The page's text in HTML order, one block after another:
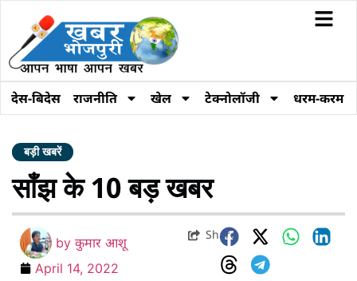
देस-बिदेस राजनीति खेल टेक्नोलॉजी धरम-करम
बड़ी खबरें
साँझ के 10 बड़ खबर
by कुमार आशू
April 14, 2022
Share